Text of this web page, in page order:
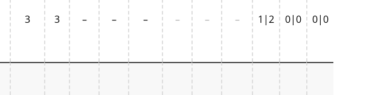
3 3 – – – – – – 1|2 0|0 0|0